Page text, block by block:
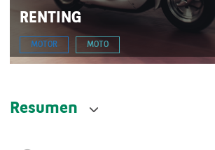
RENTING
MOTOR MOTO
Resumen